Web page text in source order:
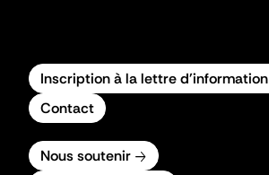
Inscription à la lettre d'information
Contact
Nous soutenir